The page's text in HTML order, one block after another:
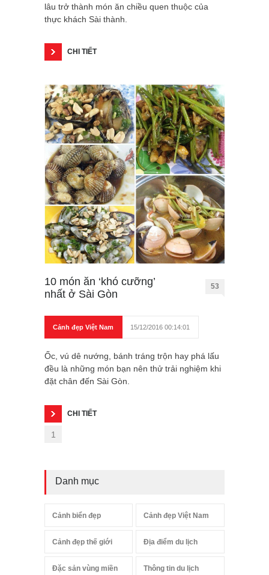
lâu trở thành món ăn chiều quen thuộc của
thực khách Sài thành.
CHI TIẾT
10 món ăn ‘khó cưỡng’
nhất ở Sài Gòn
53
Cảnh đẹp Việt Nam 15/12/2016 00:14:01
Ốc, vú dê nướng, bánh tráng trộn hay phá lấu
đều là những món bạn nên thử trải nghiệm khi
đặt chân đến Sài Gòn.
CHI TIẾT
1
Danh mục
Cảnh biển đẹp Cảnh đẹp Việt Nam
Cảnh đẹp thế giới Địa điểm du lịch
Đặc sản vùng miền Thông tin du lịch